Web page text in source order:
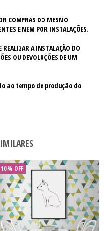
COMPRAS DO MESMO
E NEM POR INSTALAÇÕES.
A INSTALAÇÃO DO
OU DEVOLUÇÕES DE UM
ao tempo de produção do
10% OFF